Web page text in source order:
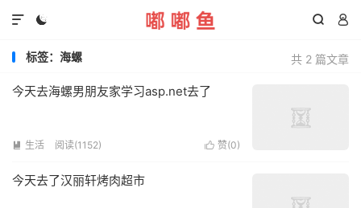
  

共 2 篇文章
标签：海螺
今天去海螺男朋友家学习asp.net去了
 赞(0)
 生活 阅读(1152)
今天去了汉丽轩烤肉超市